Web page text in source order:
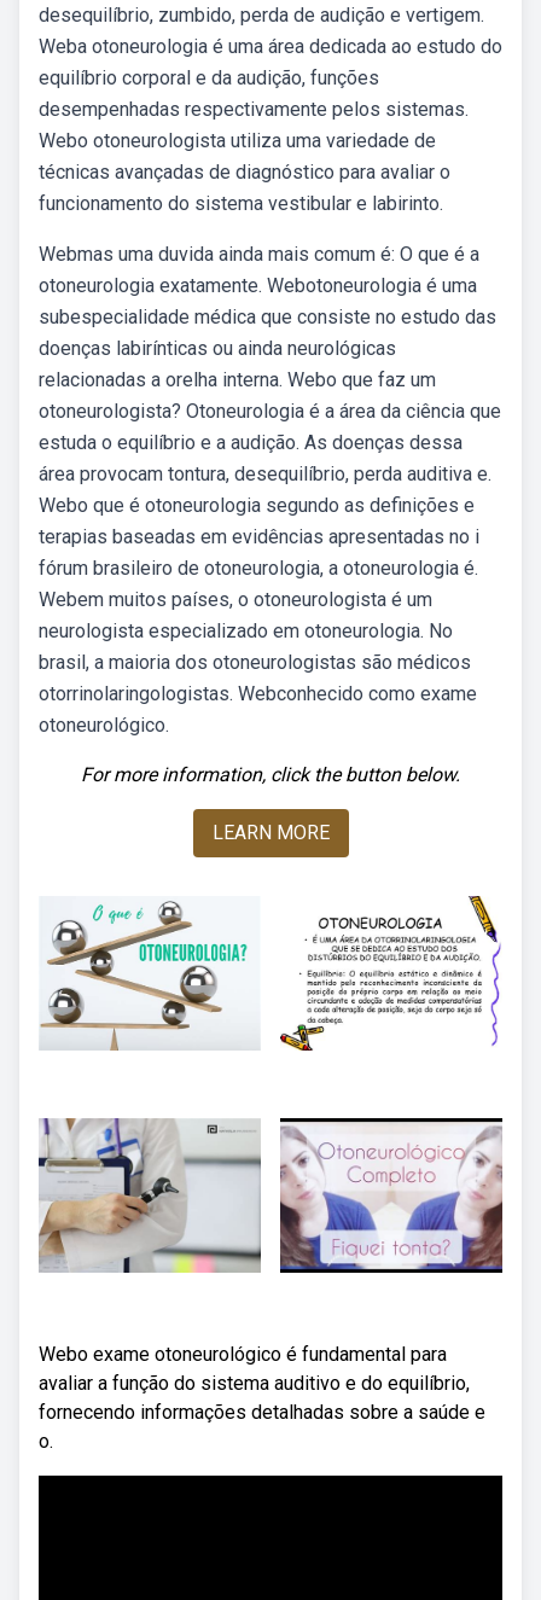
desequilíbrio, zumbido, perda de audição e vertigem.
Weba otoneurologia é uma área dedicada ao estudo do
equilíbrio corporal e da audição, funções
desempenhadas respectivamente pelos sistemas.
Webo otoneurologista utiliza uma variedade de
técnicas avançadas de diagnóstico para avaliar o
funcionamento do sistema vestibular e labirinto.
Webmas uma duvida ainda mais comum é: O que é a
otoneurologia exatamente. Webotoneurologia é uma
subespecialidade médica que consiste no estudo das
doenças labirínticas ou ainda neurológicas
relacionadas a orelha interna. Webo que faz um
otoneurologista? Otoneurologia é a área da ciência que
estuda o equilíbrio e a audição. As doenças dessa
área provocam tontura, desequilíbrio, perda auditiva e.
Webo que é otoneurologia segundo as definições e
terapias baseadas em evidências apresentadas no i
fórum brasileiro de otoneurologia, a otoneurologia é.
Webem muitos países, o otoneurologista é um
neurologista especializado em otoneurologia. No
brasil, a maioria dos otoneurologistas são médicos
otorrinolaringologistas. Webconhecido como exame
otoneurológico.
For more information, click the button below.
LEARN MORE
Webo exame otoneurológico é fundamental para
avaliar a função do sistema auditivo e do equilíbrio,
fornecendo informações detalhadas sobre a saúde e
o.